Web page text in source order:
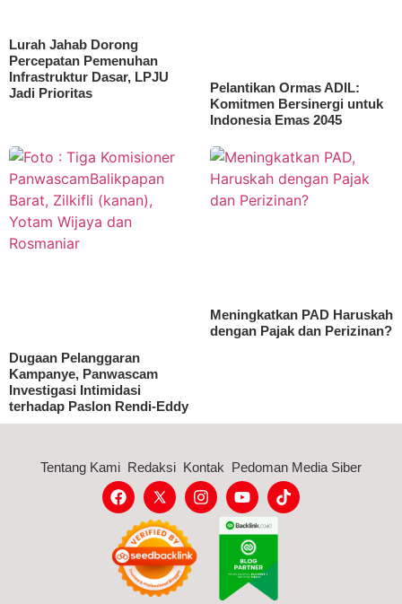
Lurah Jahab Dorong
Percepatan Pemenuhan
Infrastruktur Dasar, LPJU
Jadi Prioritas
Pelantikan Ormas ADIL:
Komitmen Bersinergi untuk
Indonesia Emas 2045
Dugaan Pelanggaran
Kampanye, Panwascam
Investigasi Intimidasi
terhadap Paslon Rendi-Eddy
Meningkatkan PAD Haruskah
dengan Pajak dan Perizinan?
Tentang Kami Redaksi Kontak Pedoman Media Siber